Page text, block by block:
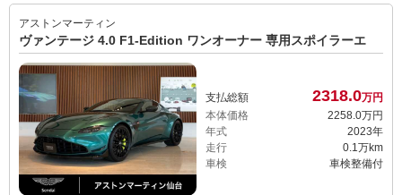
アストンマーティン
ヴァンテージ 4.0 F1-Edition ワンオーナー 専用スポイラーエ
支払総額 2318.0万円
本体価格
2258.0万円
年式
2023年
走行
0.1万km
車検
車検整備付